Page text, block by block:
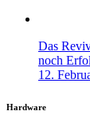
Das
noch
12.
Hardware